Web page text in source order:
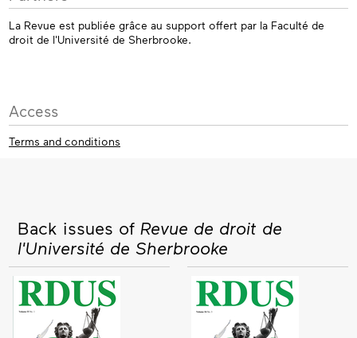
La Revue est publiée grâce au support offert par la Faculté de
droit de l'Université de Sherbrooke.
Access
Terms and conditions
Back issues of Revue de droit de
l'Université de Sherbrooke